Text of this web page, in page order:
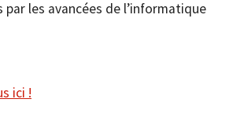
les avancées de l’informatique
ici !